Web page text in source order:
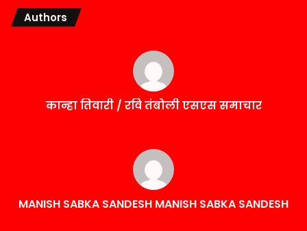
Authors
कान्हा तिवारी / रवि तंबोली एसएस समाचार
MANISH SABKA SANDESH MANISH SABKA SANDESH